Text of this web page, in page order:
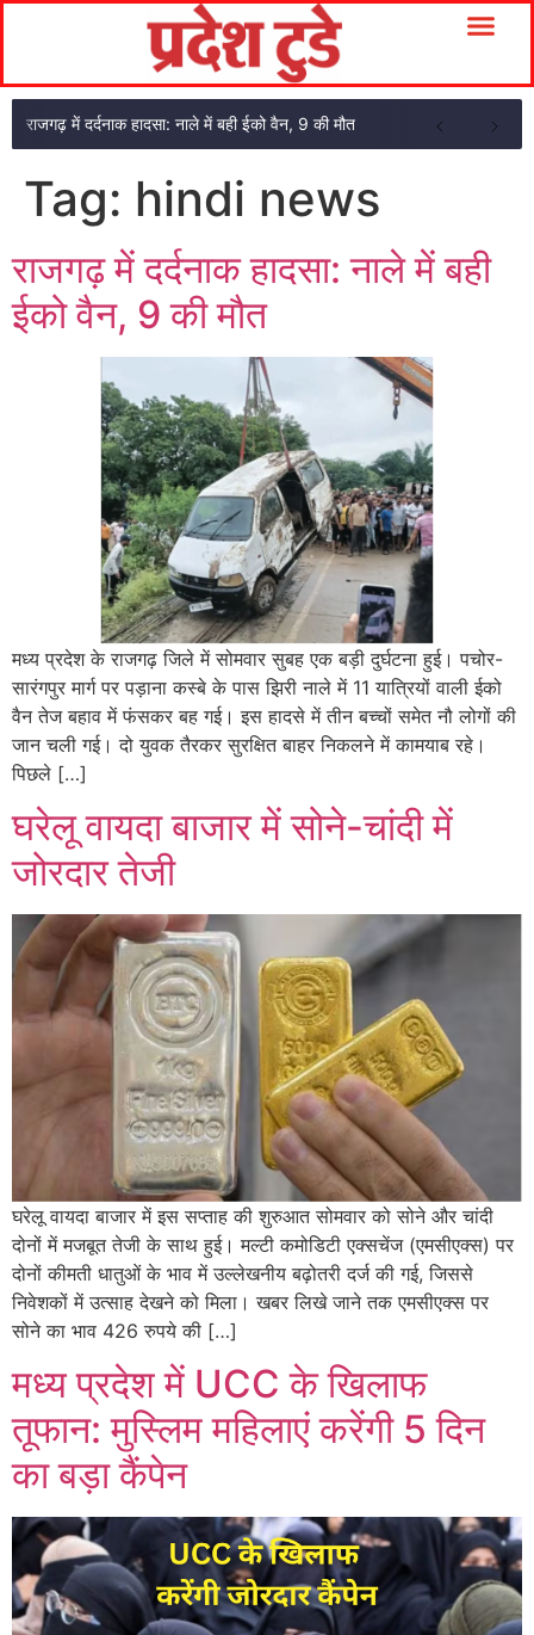
राजगढ़ में दर्दनाक हादसा: नाले में बही ईको वैन, 9 की मौत
Tag: hindi news
राजगढ़ में दर्दनाक हादसा: नाले में बही
ईको वैन, 9 की मौत
मध्य प्रदेश के राजगढ़ जिले में सोमवार सुबह एक बड़ी दुर्घटना हुई। पचोर-
सारंगपुर मार्ग पर पड़ाना कस्बे के पास झिरी नाले में 11 यात्रियों वाली ईको
वैन तेज बहाव में फंसकर बह गई। इस हादसे में तीन बच्चों समेत नौ लोगों की
जान चली गई। दो युवक तैरकर सुरक्षित बाहर निकलने में कामयाब रहे।
पिछले […]
घरेलू वायदा बाजार में सोने-चांदी में
जोरदार तेजी
घरेलू वायदा बाजार में इस सप्ताह की शुरुआत सोमवार को सोने और चांदी
दोनों में मजबूत तेजी के साथ हुई। मल्टी कमोडिटी एक्सचेंज (एमसीएक्स) पर
दोनों कीमती धातुओं के भाव में उल्लेखनीय बढ़ोतरी दर्ज की गई, जिससे
निवेशकों में उत्साह देखने को मिला। खबर लिखे जाने तक एमसीएक्स पर
सोने का भाव 426 रुपये की […]
मध्य प्रदेश में UCC के खिलाफ
तूफान: मुस्लिम महिलाएं करेंगी 5 दिन
का बड़ा कैंपेन